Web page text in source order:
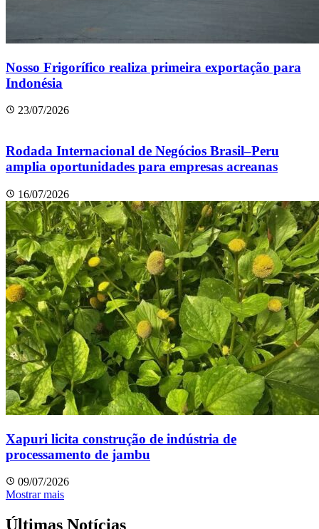
Nosso Frigorífico realiza primeira exportação para
Indonésia
23/07/2026
Rodada Internacional de Negócios Brasil–Peru
amplia oportunidades para empresas acreanas
16/07/2026
Xapuri licita construção de indústria de
processamento de jambu
09/07/2026
Mostrar mais
Últimas Notícias